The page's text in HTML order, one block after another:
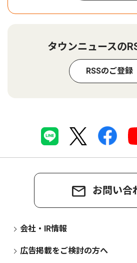
タウンニュースの
RSSのご登録
お問い合
会社・IR情報
広告掲載をご検討の方へ